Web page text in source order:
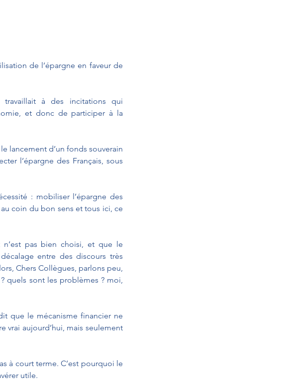
de l’épargne en faveur de
travaillait à des incitations qui
et donc de participer à la
lancement d’un fonds souverain
l’épargne des Français, sous
: mobiliser l’épargne des
coin du bon sens et tous ici, ce
pas bien choisi, et que le
entre des discours très
Chers Collègues, parlons peu,
quels sont les problèmes ? moi,
que le mécanisme financier ne
vrai aujourd’hui, mais seulement
à court terme. C’est pourquoi le
utile.